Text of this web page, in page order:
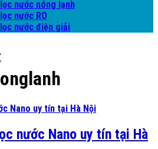
nước nóng lạnh
nước RO
nước điện giải
nước Nano uy tín tại Hà